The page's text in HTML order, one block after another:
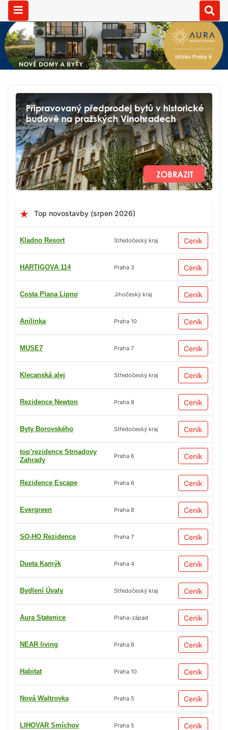
Top novostavby (srpen 2026)
Kladno Resort Středočeský kraj Ceník
HARTIGOVA 114 Praha 3 Ceník
Costa Plana Lipno Jihočeský kraj Ceník
Anilinka Praha 10 Ceník
MUSE7 Praha 7 Ceník
Klecanská alej Středočeský kraj Ceník
Rezidence Newton Praha 8 Ceník
Byty Borovského Středočeský kraj Ceník
top’rezidence Strnadovy
Zahrady
Praha 6 Ceník
Rezidence Escape Praha 6 Ceník
Evergreen Praha 8 Ceník
SO-HO Rezidence Praha 7 Ceník
Dueta Kamýk Praha 4 Ceník
Bydlení Úvaly Středočeský kraj Ceník
Aura Statenice Praha-západ Ceník
NEAR living Praha 8 Ceník
Habitat Praha 10 Ceník
Nová Waltrovka Praha 5 Ceník
LIHOVAR Smíchov Praha 5 Ceník